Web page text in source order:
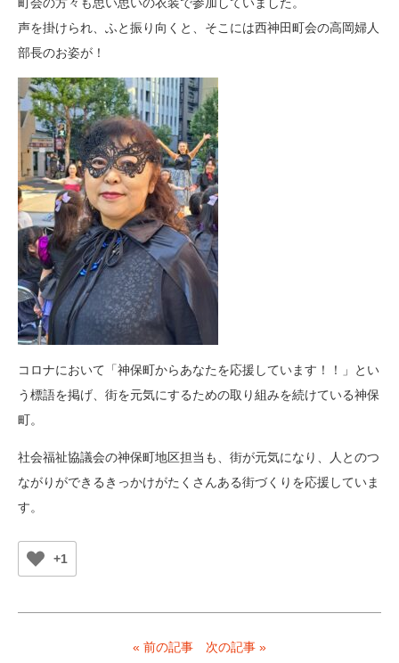
町会の方々も思い思いの衣装で参加していました。
声を掛けられ、ふと振り向くと、そこには西神田町会の高岡婦人
部長のお姿が！
コロナにおいて「神保町からあなたを応援しています！！」とい
う標語を掲げ、街を元気にするための取り組みを続けている神保
町。
社会福祉協議会の神保町地区担当も、街が元気になり、人とのつ
ながりができるきっかけがたくさんある街づくりを応援していま
す。
+1
« 前の記事 次の記事 »